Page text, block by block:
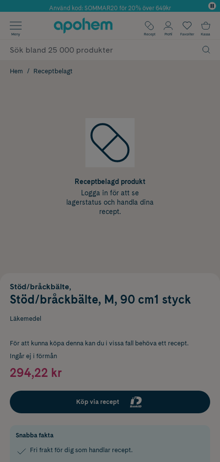
Årets Butik 2025 inom Skönhet
Använd kod: SOMMAR20 för 20% över 649kr
✓ Fri frakt
✓ Poäng på alla köp*
Meny Recept Profil Favoriter Kassa
Hem Receptbelagt
Receptbelagd produkt
Logga in för att se
lagerstatus och handla dina
recept.
Stöd/bråckbälte,
Stöd/bråckbälte, M, 90 cm1 styck
Läkemedel
För att kunna köpa denna kan du i vissa fall behöva ett recept.
Ingår ej i förmån
294,22 kr
Köp via recept
Snabba fakta
Fri frakt för dig som handlar recept.